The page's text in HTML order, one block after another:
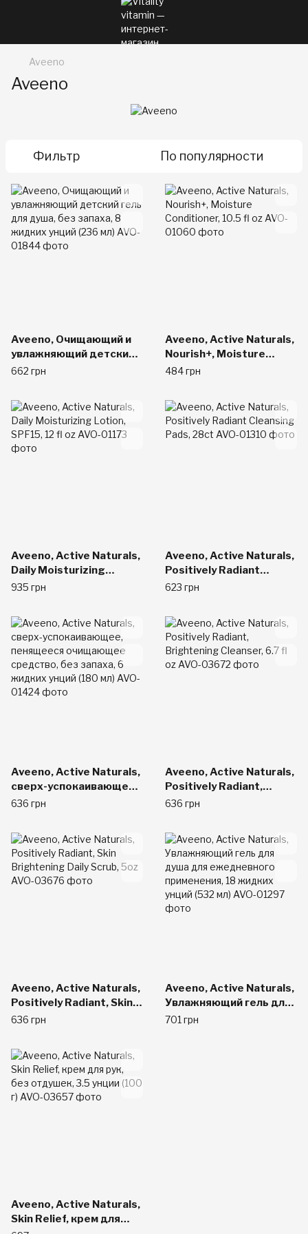
Aveeno
Aveeno
Фильтр По популярности
Aveeno, Очищающий и
увлажняющий детский
гель для душа, без
(236 мл)
662 грн
Aveeno, Active Naturals,
Nourish+, Moisture
Conditioner, 10.5 fl oz
484 грн
Aveeno, Active Naturals,
Daily Moisturizing
Lotion, SPF15, 12 fl oz
935 грн
Aveeno, Active Naturals,
Positively Radiant
Cleansing Pads, 28ct
623 грн
Aveeno, Active Naturals,
сверх-успокаивающее,
пенящееся очищающее
жидких унций (180 мл)
636 грн
Aveeno, Active Naturals,
Positively Radiant,
Brightening Cleanser,
636 грн
Aveeno, Active Naturals,
Positively Radiant, Skin
Brightening Daily Scrub,
636 грн
Aveeno, Active Naturals,
Увлажняющий гель для
душа для ежедневного
701 грн
Aveeno, Active Naturals,
Skin Relief, крем для